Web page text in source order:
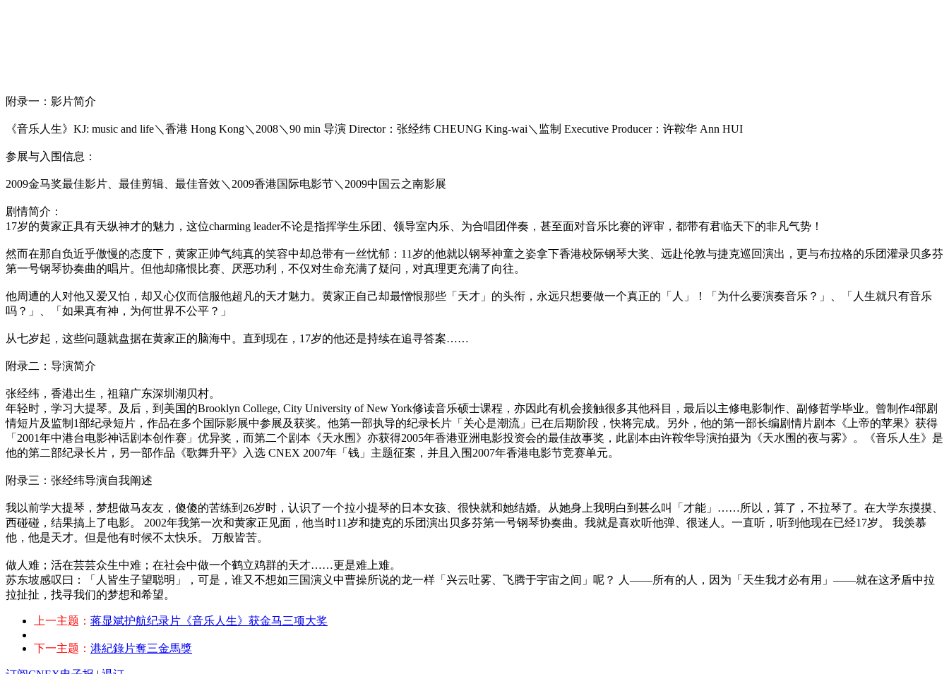
附录一：影片简介
《音乐人生》KJ: music and life＼香港 Hong Kong＼2008＼90 min 导演 Director：张经纬 CHEUNG King-wai＼监制 Executive Producer：许鞍华 Ann HUI
参展与入围信息：
2009金马奖最佳影片、最佳剪辑、最佳音效＼2009香港国际电影节＼2009中国云之南影展
剧情简介：
17岁的黄家正具有天纵神才的魅力，这位charming leader不论是指挥学生乐团、领导室内乐、为合唱团伴奏，甚至面对音乐比赛的评审，都带有君临天下的非凡气势！
然而在那自负近乎傲慢的态度下，黄家正帅气纯真的笑容中却总带有一丝忧郁：11岁的他就以钢琴神童之姿拿下香港校际钢琴大奖、远赴伦敦与捷克巡回演出，更与布拉格的乐团灌录贝多芬
第一号钢琴协奏曲的唱片。但他却痛恨比赛、厌恶功利，不仅对生命充满了疑问，对真理更充满了向往。
他周遭的人对他又爱又怕，却又心仪而信服他超凡的天才魅力。黄家正自己却最憎恨那些「天才」的头衔，永远只想要做一个真正的「人」！「为什么要演奏音乐？」、「人生就只有音乐
吗？」、「如果真有神，为何世界不公平？」
从七岁起，这些问题就盘据在黄家正的脑海中。直到现在，17岁的他还是持续在追寻答案……
附录二：导演简介
张经纬，香港出生，祖籍广东深圳湖贝村。
年轻时，学习大提琴。及后，到美国的Brooklyn College, City University of New York修读音乐硕士课程，亦因此有机会接触很多其他科目，最后以主修电影制作、副修哲学毕业。曾制作4部剧
情短片及监制1部纪录短片，作品在多个国际影展中参展及获奖。他第一部执导的纪录长片「关心是潮流」已在后期阶段，快将完成。另外，他的第一部长编剧情片剧本《上帝的苹果》获得
「2001年中港台电影神话剧本创作赛」优异奖，而第二个剧本《天水围》亦获得2005年香港亚洲电影投资会的最佳故事奖，此剧本由许鞍华导演拍摄为《天水围的夜与雾》。《音乐人生》是
他的第二部纪录长片，另一部作品《歌舞升平》入选 CNEX 2007年「钱」主题征案，并且入围2007年香港电影节竞赛单元。
附录三：张经纬导演自我阐述
我以前学大提琴，梦想做马友友，傻傻的苦练到26岁时，认识了一个拉小提琴的日本女孩、很快就和她结婚。从她身上我明白到甚么叫「才能」……所以，算了，不拉琴了。在大学东摸摸、
西碰碰，结果搞上了电影。 2002年我第一次和黄家正见面，他当时11岁和捷克的乐团演出贝多芬第一号钢琴协奏曲。我就是喜欢听他弹、很迷人。一直听，听到他现在已经17岁。 我羡慕
他，他是天才。但是他有时候不太快乐。 万般皆苦。
做人难；活在芸芸众生中难；在社会中做一个鹤立鸡群的天才……更是难上难。
苏东坡感叹曰：「人皆生子望聪明」，可是，谁又不想如三国演义中曹操所说的龙一样「兴云吐雾、飞腾于宇宙之间」呢？ 人——所有的人，因为「天生我才必有用」——就在这矛盾中拉
拉扯扯，找寻我们的梦想和希望。
上一主题： 蒋显斌护航纪录片《音乐人生》获金马三项大奖
下一主题： 港紀錄片奪三金馬獎